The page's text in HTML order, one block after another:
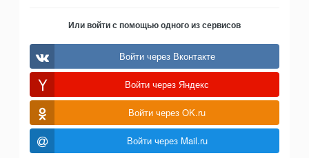
Или войти с помощью одного из сервисов
Войти через Вконтакте
Войти через Яндекс
Войти через OK.ru
Войти через Mail.ru